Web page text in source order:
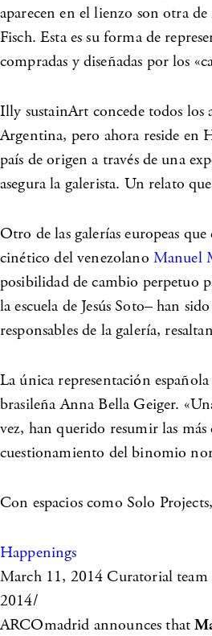
aparecen en el lienzo son otra
Fisch. Esta es su forma de
compradas y diseñadas por los
Illy sustainArt concede todos
Argentina, pero ahora reside en
país de origen a través de una
asegura la galerista. Un relato
Otro de las galerías europeas
cinético del venezolano Manuel
posibilidad de cambio perpetuo
la escuela de Jesús Soto– han
responsables de la galería,
La única representación
brasileña Anna Bella Geiger.
vez, han querido resumir las
cuestionamiento del binomio
Con espacios como Solo
Happenings
March 11, 2014Curatorial
2014/
ARCOmadrid announces that